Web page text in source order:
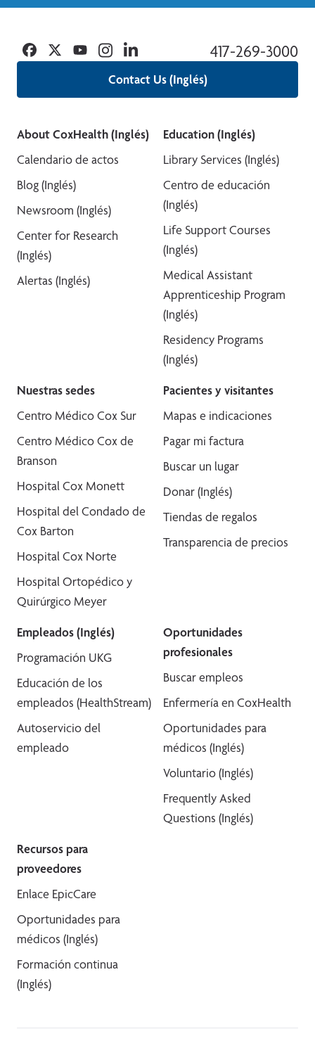
Contact Us (Inglés)
417-269-3000
Facebook
TwitterYouTubeInstagramLinkedin
About CoxHealth (Inglés)
Calendario de actos
Blog (Inglés)
Newsroom (Inglés)
Center for Research
(Inglés)
Alertas (Inglés)
Education (Inglés)
Library Services (Inglés)
Centro de educación
(Inglés)
Life Support Courses
(Inglés)
Medical Assistant
Apprenticeship Program
(Inglés)
Residency Programs
(Inglés)
Nuestras sedes
Centro Médico Cox Sur
Centro Médico Cox de
Branson
Hospital Cox Monett
Hospital del Condado de
Cox Barton
Hospital Cox Norte
Hospital Ortopédico y
Quirúrgico Meyer
Pacientes y visitantes
Mapas e indicaciones
Pagar mi factura
Buscar un lugar
Donar (Inglés)
Tiendas de regalos
Transparencia de precios
Empleados (Inglés)
Programación UKG
Educación de los
empleados (HealthStream)
Autoservicio del
empleado
Oportunidades
profesionales
Buscar empleos
Enfermería en CoxHealth
Oportunidades para
médicos (Inglés)
Voluntario (Inglés)
Frequently Asked
Questions (Inglés)
Recursos para
proveedores
Enlace EpicCare
Oportunidades para
médicos (Inglés)
Formación continua
(Inglés)